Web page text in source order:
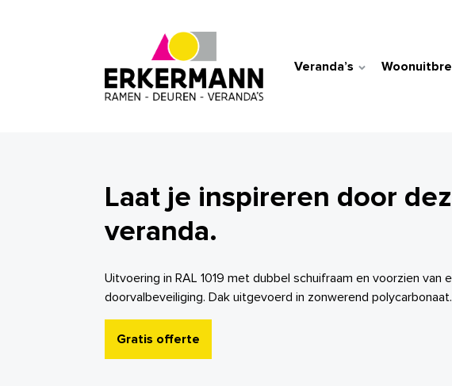
Veranda’s
Laat je inspireren door
veranda.
Uitvoering in RAL 1019 met dubbel schuifraam en voorzien van
doorvalbeveiliging. Dak uitgevoerd in zonwerend polycarbonaat.
Gratis offerte